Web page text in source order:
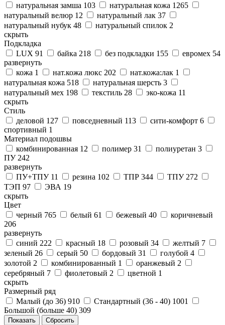
натуральная замша 103 натуральная кожа 1265
натуральный велюр 12 натуральный лак 37
натуральный нубук 48 натуральный спилок 2
скрыть
Подкладка
LUX 91 байка 218 без подкладки 155 евромех 54
развернуть
кожа 1 нат.кожа люкс 202 нат.кожа:лак 1
натуральная кожа 518 натуральная шерсть 3
натуральный мех 198 текстиль 28 эко-кожа 11
скрыть
Стиль
деловой 127 повседневный 113 сити-комфорт 6
спортивный 1
Материал подошвы
комбинированная 12 полимер 31 полиуретан 3
ПУ 242
развернуть
ПУ+ТПУ 11 резина 102 ТПР 344 ТПУ 272
ТЭП 97 ЭВА 19
скрыть
Цвет
черный 765 белый 61 бежевый 40
коричневый
206
развернуть
синий 222 красный 18 розовый 34 желтый 7
зеленый 26 серый 50 бордовый 31 голубой 4
золотой 2 комбинированный 1 оранжевый 2
серебряный 7 фиолетовый 2 цветной 1
скрыть
Размерный ряд
Малый (до 36) 910 Стандартный (36 - 40) 1001
Большой (больше 40) 309